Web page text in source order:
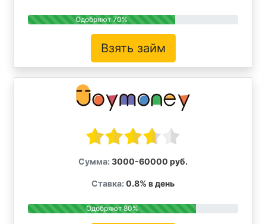
Одобряют 70%
Взять займ
Сумма: 3000-60000 руб.
Ставка: 0.8% в день
Одобряют 80%